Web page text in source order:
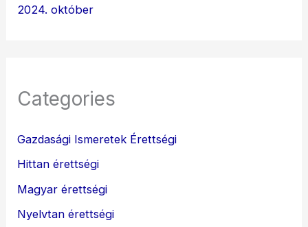
2024. október
Categories
Gazdasági Ismeretek Érettségi
Hittan érettségi
Magyar érettségi
Nyelvtan érettségi